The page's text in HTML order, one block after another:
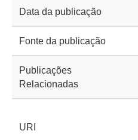
Data da publicação
Fonte da publicação
Publicações
Relacionadas
URI